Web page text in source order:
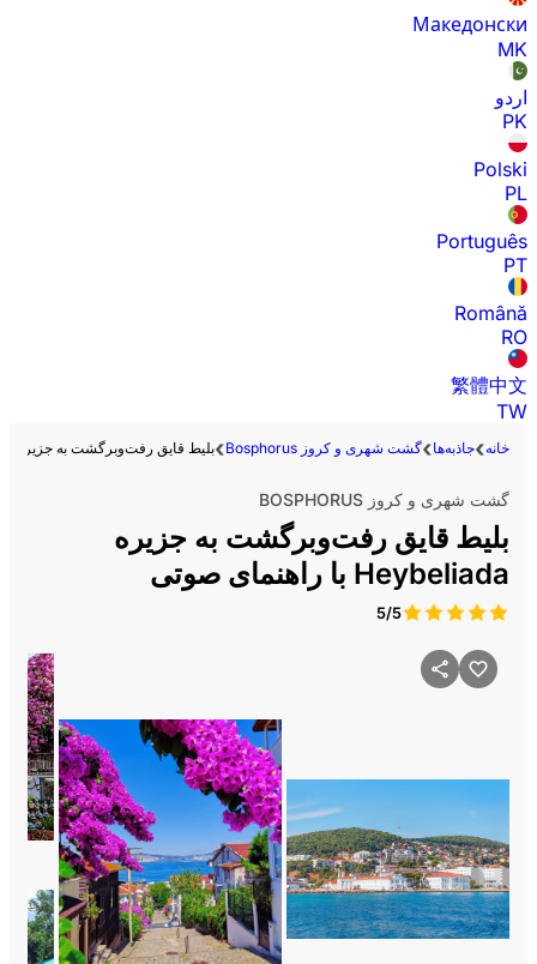
Македонски
MK
اردو
PK
Polski
PL
Português
PT
Română
RO
繁體中文
TW
خانه جاذبه‌ها گشت شهری و کروز Bosphorus بلیط قایق رفت‌وبرگشت به جزیره Heybeliada با راهنمای صوتی
گشت شهری و کروز BOSPHORUS
بلیط قایق رفت‌وبرگشت به جزیره
Heybeliada با راهنمای صوتی
5/5